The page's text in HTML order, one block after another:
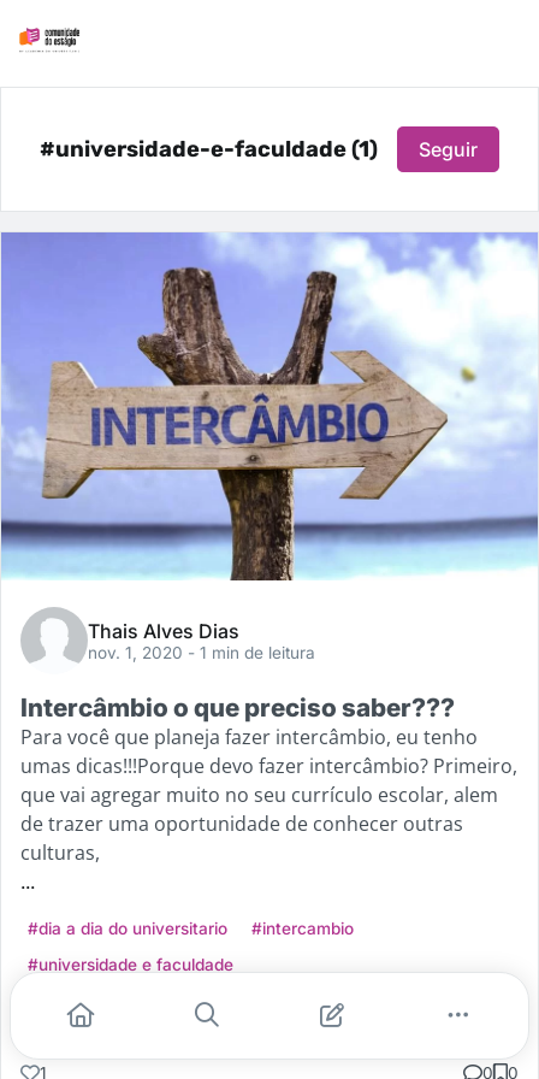
#universidade-e-faculdade (1) Seguir
Thais Alves Dias
nov. 1, 2020 - 1 min de leitura
Intercâmbio o que preciso saber???
Para você que planeja fazer intercâmbio, eu tenho
umas dicas!!!Porque devo fazer intercâmbio? Primeiro,
que vai agregar muito no seu currículo escolar, alem
de trazer uma oportunidade de conhecer outras
culturas,
...
#dia a dia do universitario
#intercambio
#universidade e faculdade
Leia mais
1 0 0